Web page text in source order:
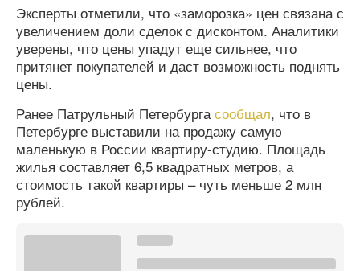
Эксперты отметили, что «заморозка» цен связана с
увеличением доли сделок с дисконтом. Аналитики
уверены, что цены упадут еще сильнее, что
притянет покупателей и даст возможность поднять
цены.
Ранее Патрульный Петербургасообщал, что в
Петербурге выставили на продажу самую
маленькую в России квартиру-студию. Площадь
жилья составляет 6,5 квадратных метров, а
стоимость такой квартиры – чуть меньше 2 млн
рублей.